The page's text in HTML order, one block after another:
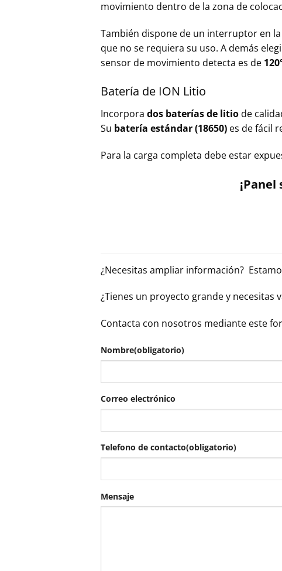
movimiento dentro de la zona de
También dispone de un interruptor en
que no se requiera su uso. A demás
sensor de movimiento detecta es de
Batería de ION Litio
Incorpora dos baterías de litiode
Su batería estándar (18650) es de fácil
Para la carga completa debe estar
¿Necesitas ampliar información?
¿Tienes un proyecto grande y necesitas
Contacta con nosotros mediante este
Nombre(obligatorio)
Correo electrónico
Telefono de contacto(obligatorio)
Mensaje